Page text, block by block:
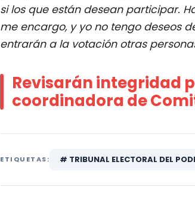
si los que están desean participar.
me encargo, y yo no tengo deseos
entrarán a la votación otras
Revisarán integridad
coordinadora de
ETIQUETAS: # TRIBUNAL ELECTORAL DEL